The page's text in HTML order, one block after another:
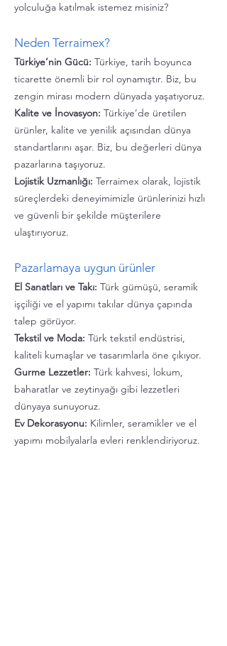
yolculuğa katılmak istemez misiniz?
Neden Terraimex?
Türkiye’nin Gücü: Türkiye, tarih boyunca
ticarette önemli bir rol oynamıştır. Biz, bu
zengin mirası modern dünyada yaşatıyoruz.
Kalite ve İnovasyon: Türkiye’de üretilen
ürünler, kalite ve yenilik açısından dünya
standartlarını aşar. Biz, bu değerleri dünya
pazarlarına taşıyoruz.
Lojistik Uzmanlığı: Terraimex olarak, lojistik
süreçlerdeki deneyimimizle ürünlerinizi hızlı
ve güvenli bir şekilde müşterilere
ulaştırıyoruz.
Pazarlamaya uygun ürünler
El Sanatları ve Takı: Türk gümüşü, seramik
işçiliği ve el yapımı takılar dünya çapında
talep görüyor.
Tekstil ve Moda: Türk tekstil endüstrisi,
kaliteli kumaşlar ve tasarımlarla öne çıkıyor.
Gurme Lezzetler: Türk kahvesi, lokum,
baharatlar ve zeytinyağı gibi lezzetleri
dünyaya sunuyoruz.
Ev Dekorasyonu: Kilimler, seramikler ve el
yapımı mobilyalarla evleri renklendiriyoruz.